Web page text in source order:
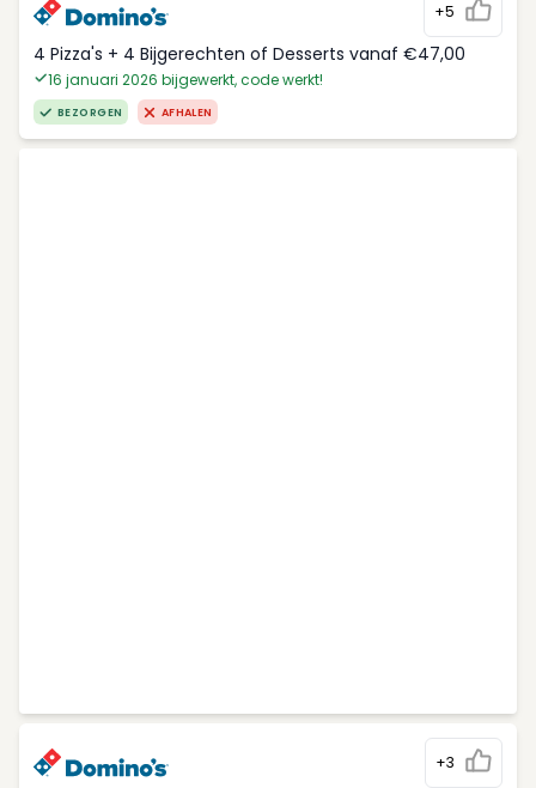
+5
4 Pizza's + 4 Bijgerechten of Desserts vanaf €47,00
16 januari 2026 bijgewerkt, code werkt!
BEZORGEN AFHALEN
+3